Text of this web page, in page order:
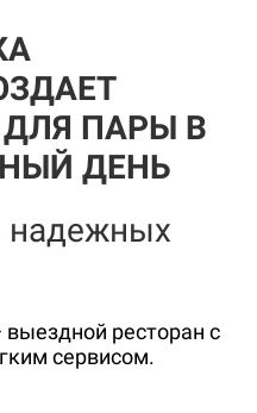
ПАРЫ В
ДЕНЬ
надежных
выездной ресторан с
сервисом.